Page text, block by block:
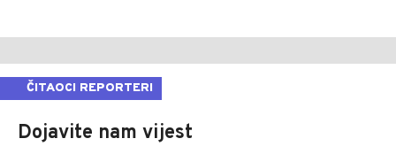
ČITAOCI REPORTERI
Dojavite nam vijest